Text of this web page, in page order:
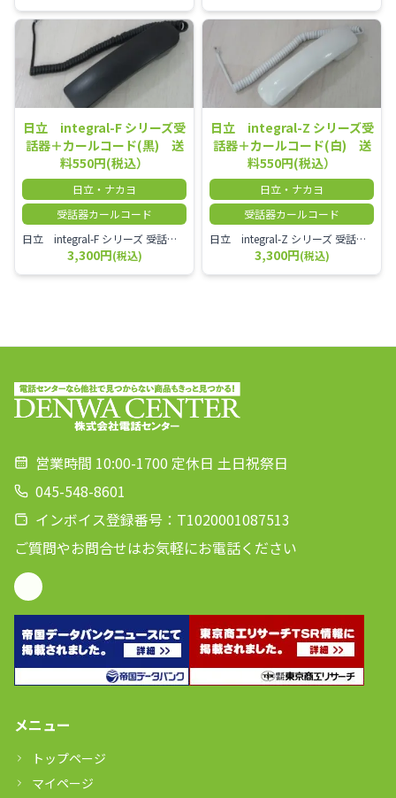
日立 integral-F シリーズ受
話器＋カールコード(黒) 送
料550円(税込）
日立・ナカヨ
受話器カールコード
日立 integral-F シリーズ 受話器＋カールコード セット（白）／本商品は中古品となります。 写真では分かりにくいキズ・汚れなどの使用感があります。 経年変化で日焼けの色味が強くなる場合がございます。 予めご理解・ご了承頂きますようお願いいたします。
3,300円(税込)
日立 integral-Z シリーズ受
話器＋カールコード(白) 送
料550円(税込）
日立・ナカヨ
受話器カールコード
日立 integral-Z シリーズ 受話器＋カールコード セット（白）／本商品は中古品となります。 写真では分かりにくいキズ・汚れなどの使用感があります。 経年変化で日焼けの色味が強くなる場合がございます。 予めご理解・ご了承頂きますようお願いいたします。
3,300円(税込)
営業時間 10:00-1700 定休日 土日祝祭日
045-548-8601
インボイス登録番号：T1020001087513
ご質問やお問合せはお気軽にお電話ください
メニュー
トップページ
マイページ